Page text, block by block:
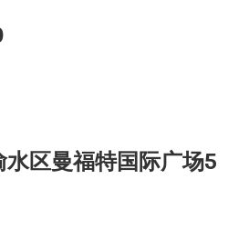
区曼福特国际广场5